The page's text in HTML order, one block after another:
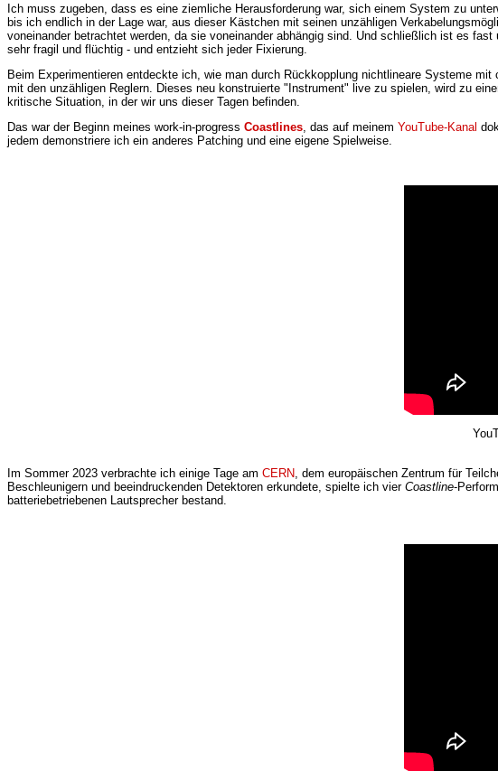
Ich muss zugeben, dass es eine ziemliche Herausforderung war, sich einem System zu
bis ich endlich in der Lage war, aus dieser Kästchen mit seinen unzähligen
voneinander betrachtet werden, da sie voneinander abhängig sind. Und schließlich ist es
sehr fragil und flüchtig - und entzieht sich jeder Fixierung.
Beim Experimentieren entdeckte ich, wie man durch Rückkopplung nichtlineare Systeme
mit den unzähligen Reglern. Dieses neu konstruierte "Instrument" live zu spielen, wird zu
kritische Situation, in der wir uns dieser Tagen befinden.
Das war der Beginn meines work-in-progress Coastlines, das auf meinem YouTube-Kanal
jedem demonstriere ich ein anderes Patching und eine eigene Spielweise.
Im Sommer 2023 verbrachte ich einige Tage am CERN , dem europäischen Zentrum für
Beschleunigern und beeindruckenden Detektoren erkundete, spielte ich vier Coastline-
batteriebetriebenen Lautsprecher bestand.